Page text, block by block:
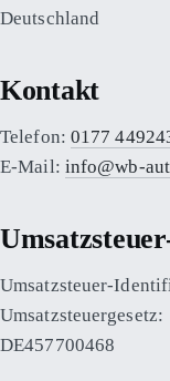
Deutschland
Kontakt
Telefon: 0177
E-Mail: info@wb-
Umsatzsteuer-
Umsatzsteuergesetz:
DE457700468